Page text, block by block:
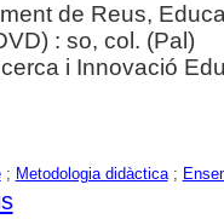
de Reus,
: so, col. (Pal)
i Innovació
; Metodologia didàctica;